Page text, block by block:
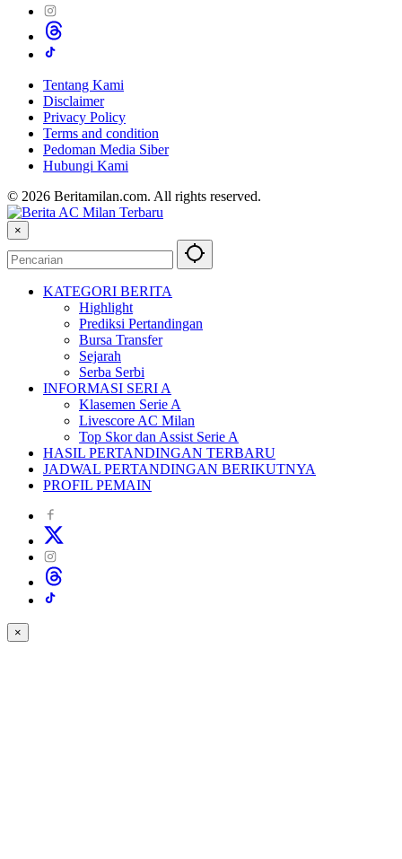
Tentang Kami
Disclaimer
Privacy Policy
Terms and condition
Pedoman Media Siber
Hubungi Kami
© 2026 Beritamilan.com. All rights reserved.
×
KATEGORI BERITA
Highlight
Prediksi Pertandingan
Bursa Transfer
Sejarah
Serba Serbi
INFORMASI SERI A
Klasemen Serie A
Livescore AC Milan
Top Skor dan Assist Serie A
HASIL PERTANDINGAN TERBARU
JADWAL PERTANDINGAN BERIKUTNYA
PROFIL PEMAIN
×